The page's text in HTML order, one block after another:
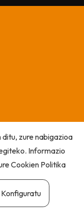
zure nabigazioa
Informazio
Cookien Politika
Konfiguratu